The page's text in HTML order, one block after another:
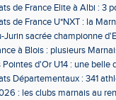
de France Elite à Albi : 3
de France U*NXT : la
Jurin sacrée championne
à Blois : plusieurs
Pointes d'Or U14 : une
Départementaux : 341
: les clubs marnais au